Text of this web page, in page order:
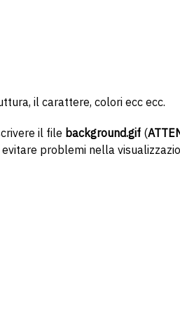
il carattere, colori ecc ecc.
il file background.gif (
problemi nella